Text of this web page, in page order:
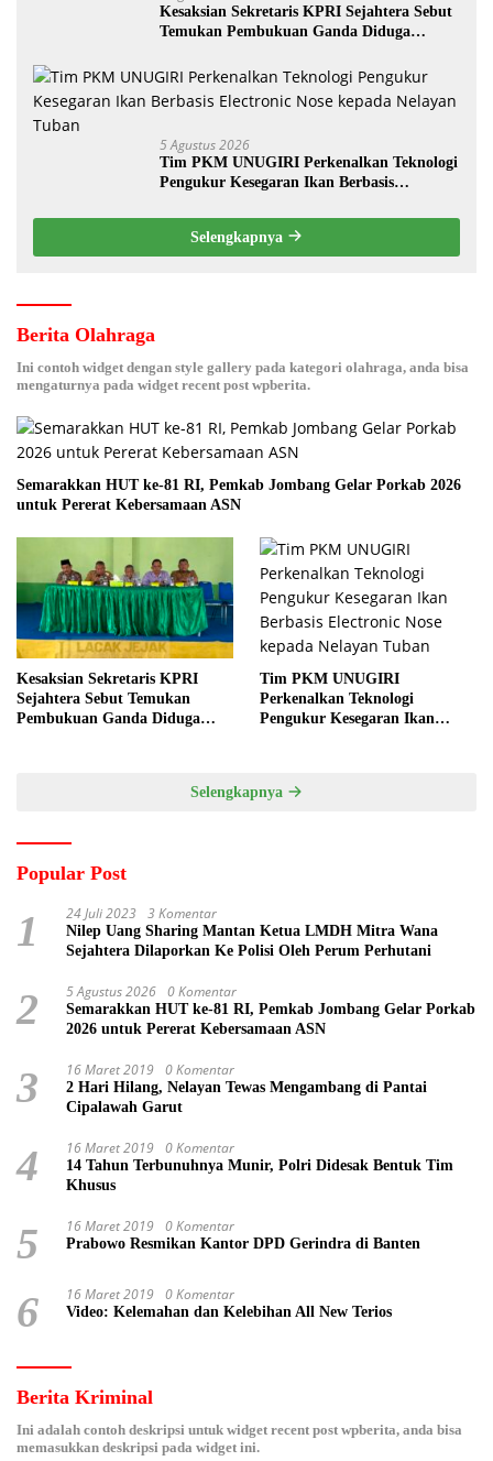
Kesaksian Sekretaris KPRI Sejahtera Sebut
Temukan Pembukuan Ganda Diduga
5 Agustus 2026
Tim PKM UNUGIRI Perkenalkan Teknologi
Pengukur Kesegaran Ikan Berbasis
Selengkapnya
Berita Olahraga
Ini contoh widget dengan style gallery pada kategori olahraga, anda bisa
mengaturnya pada widget recent post wpberita.
Semarakkan HUT ke-81 RI, Pemkab Jombang Gelar Porkab 2026
untuk Pererat Kebersamaan ASN
Kesaksian Sekretaris KPRI
Sejahtera Sebut Temukan
Pembukuan Ganda Diduga
Tim PKM UNUGIRI
Perkenalkan Teknologi
Pengukur Kesegaran Ikan
Selengkapnya
Popular Post
1 24 Juli 2023 3 Komentar
Nilep Uang Sharing Mantan Ketua LMDH Mitra Wana
Sejahtera Dilaporkan Ke Polisi Oleh Perum Perhutani
2 5 Agustus 2026 0 Komentar
Semarakkan HUT ke-81 RI, Pemkab Jombang Gelar Porkab
2026 untuk Pererat Kebersamaan ASN
3 16 Maret 2019 0 Komentar
2 Hari Hilang, Nelayan Tewas Mengambang di Pantai
Cipalawah Garut
4 16 Maret 2019 0 Komentar
14 Tahun Terbunuhnya Munir, Polri Didesak Bentuk Tim
Khusus
5 16 Maret 2019 0 Komentar
Prabowo Resmikan Kantor DPD Gerindra di Banten
6 16 Maret 2019 0 Komentar
Video: Kelemahan dan Kelebihan All New Terios
Berita Kriminal
Ini adalah contoh deskripsi untuk widget recent post wpberita, anda bisa
memasukkan deskripsi pada widget ini.